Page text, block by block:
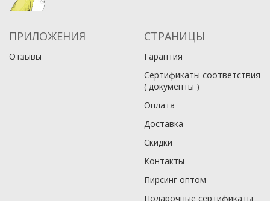
ПРИЛОЖЕНИЯ
Отзывы
СТРАНИЦЫ
Гарантия
Сертификаты соответствия
( документы )
Оплата
Доставка
Скидки
Контакты
Пирсинг оптом
Подарочные сертификаты